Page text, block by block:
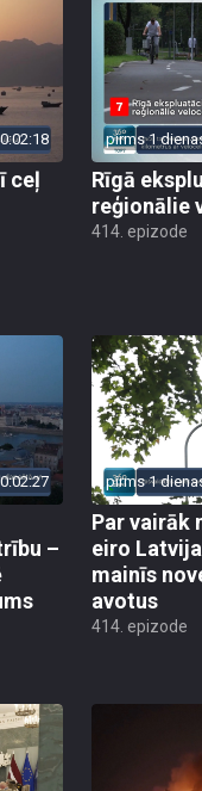
ceļ
pirms 1
Rīgā
reģionālie
414. epizode
–
pirms 1
Par vairāk
eiro
mainīs
avotus
414. epizode